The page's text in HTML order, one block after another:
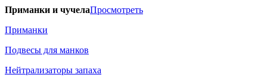
Приманки и чучелаПросмотреть
Приманки
Подвесы для манков
Нейтрализаторы запаха